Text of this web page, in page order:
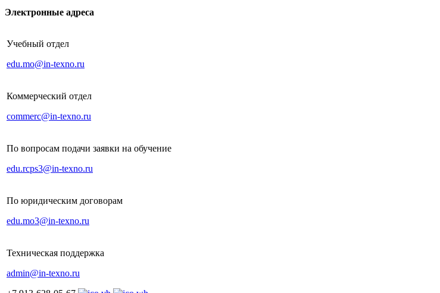
Электронные адреса
Учебный отдел
edu.mo@in-texno.ru
Коммерческий отдел
commerc@in-texno.ru
По вопросам подачи заявки на обучение
edu.rcps3@in-texno.ru
По юридическим договорам
edu.mo3@in-texno.ru
Техническая поддержка
admin@in-texno.ru